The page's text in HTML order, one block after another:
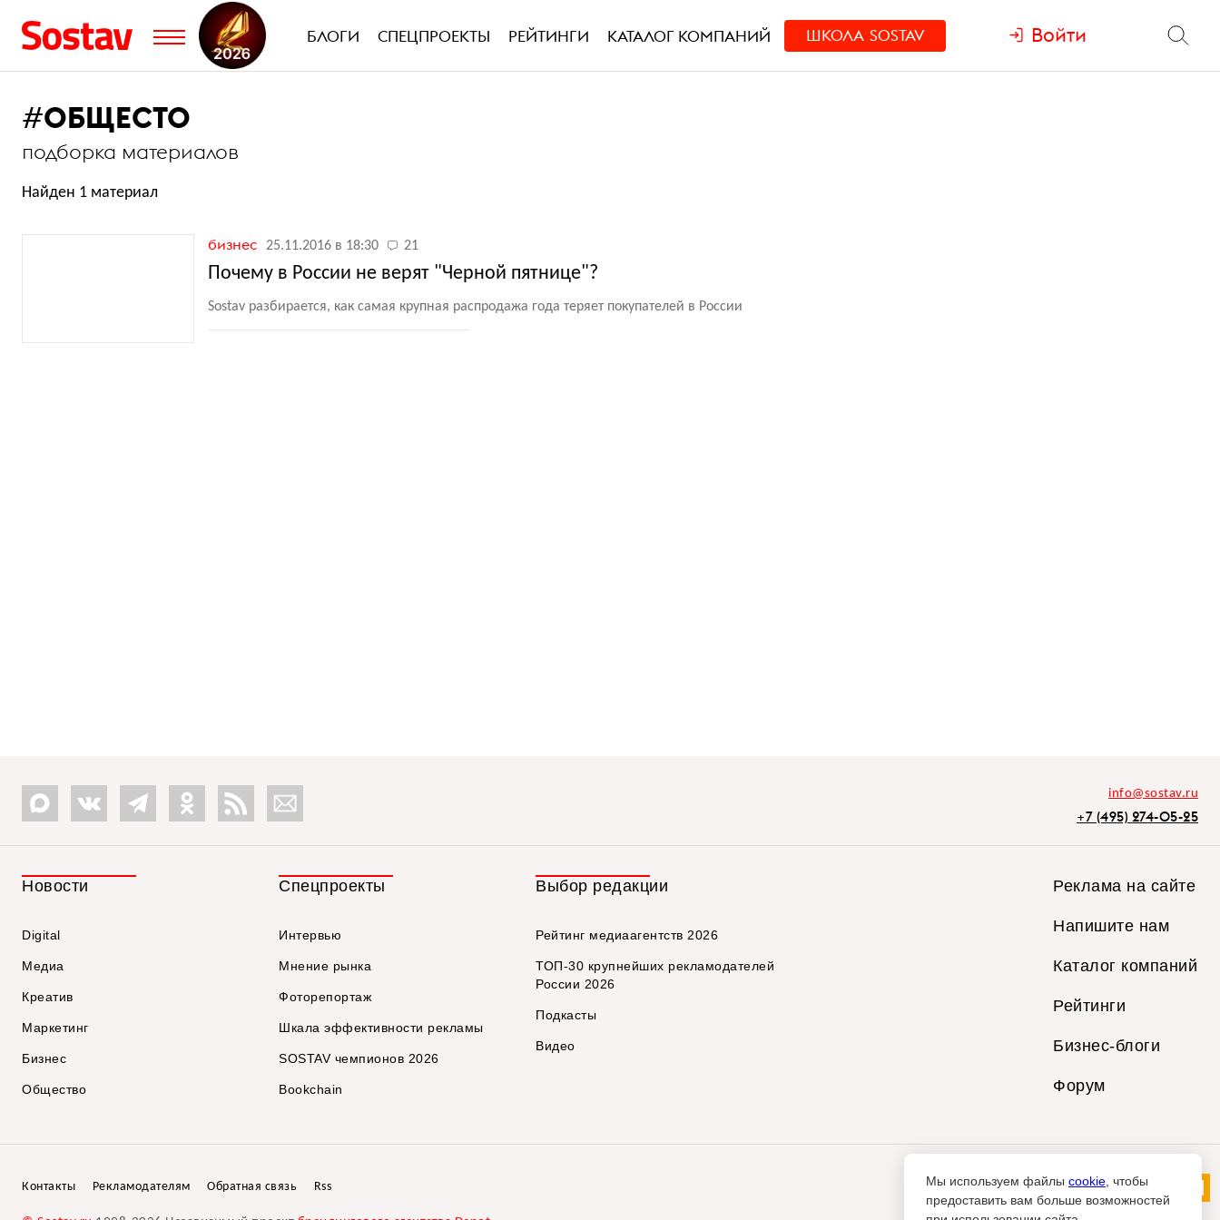
БЛОГИ СПЕЦПРОЕКТЫ РЕЙТИНГИ КАТАЛОГ КОМПАНИЙ ШКОЛА SOSTAV Войти
#ОБЩЕСТО
подборка материалов
Найден 1 материал
бизнес 25.11.2016 в 18:30 21
Почему в России не верят "Черной пятнице"?
Sostav разбирается, как самая крупная распродажа года теряет покупателей в России
info@sostav.ru
+7 (495) 274-05-25
Новости
Digital
Медиа
Креатив
Маркетинг
Бизнес
Общество
Спецпроекты
Интервью
Мнение рынка
Фоторепортаж
Шкала эффективности рекламы
SOSTAV чемпионов 2026
Bookchain
Выбор редакции
Рейтинг медиаагентств 2026
ТОП-30 крупнейших рекламодателей
России 2026
Подкасты
Видео
Реклама на сайте
Напишите нам
Каталог компаний
Рейтинги
Бизнес-блоги
Форум
Контакты Рекламодателям Обратная связь Rss Мы используем файлы cookie , чтобы
предоставить вам больше возможностей